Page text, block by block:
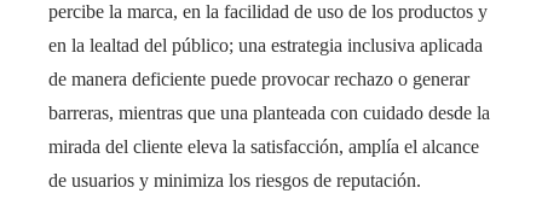
percibe la marca, en la facilidad de uso de los productos y
en la lealtad del público; una estrategia inclusiva aplicada
de manera deficiente puede provocar rechazo o generar
barreras, mientras que una planteada con cuidado desde la
mirada del cliente eleva la satisfacción, amplía el alcance
de usuarios y minimiza los riesgos de reputación.